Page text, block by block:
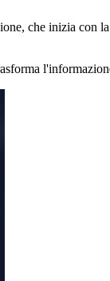
che inizia con